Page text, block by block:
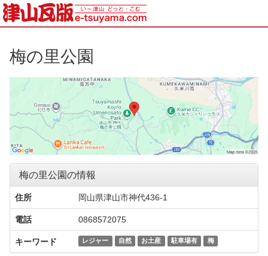
梅の里公園
梅の里公園の情報
住所 岡山県津山市神代436-1
電話 0868572075
キーワード レジャー 自然 お土産 駐車場有 梅